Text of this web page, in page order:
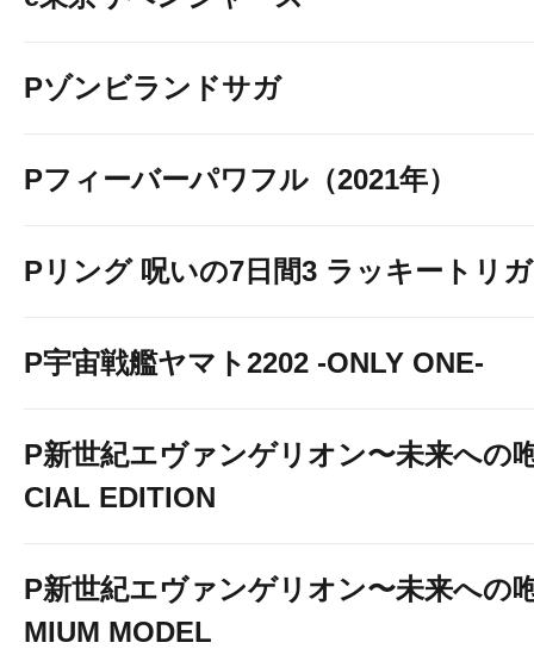
Pゾンビランドサガ
Pフィーバーパワフル（2021年）
Pリング 呪いの7日間3 ラッキートリ
P宇宙戦艦ヤマト2202 -ONLY ONE-
P新世紀エヴァンゲリオン〜未来への
CIAL EDITION
P新世紀エヴァンゲリオン〜未来への
MIUM MODEL